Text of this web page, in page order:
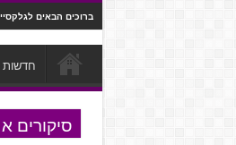
ברוכים הבאים לגלקסיית
חדשות
סיקורים